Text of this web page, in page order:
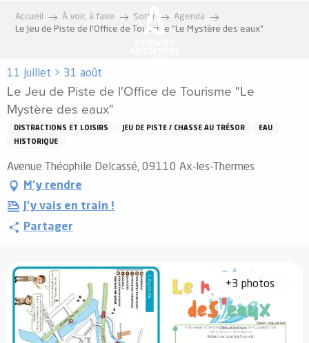
Accueil À voir, à faire Sortir
Agenda
Le Jeu de Piste de l'Office de Tourisme "Le Mystère des eaux"
11 juillet > 31 août
Le Jeu de Piste de l'Office de Tourisme "Le
Mystère des eaux"
DISTRACTIONS ET LOISIRS JEU DE PISTE / CHASSE AU TRÉSOR
EAU
HISTORIQUE
Avenue Théophile Delcassé, 09110 Ax-les-Thermes
M'y rendre
J'y vais en train !
Partager
+3 photos